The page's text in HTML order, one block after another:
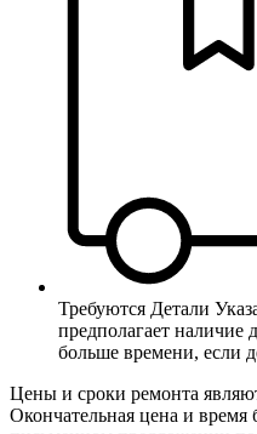
Требуются Детали
предполагает наличие
больше времени, если
Цены и сроки ремонта
Окончательная цена и время